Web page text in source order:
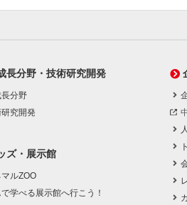
長分野・技術研究開発
分野
究開発
ズ・展示館
ルZOO
学べる展示館へ行こう！